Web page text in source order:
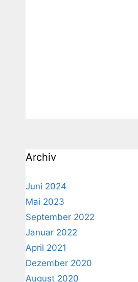
Archiv
Juni 2024
Mai 2023
September 2022
Januar 2022
April 2021
Dezember 2020
August 2020